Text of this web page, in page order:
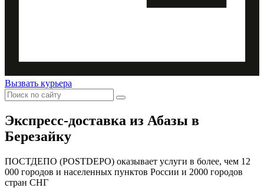
Вызвать курьера
Экспресс-доставка из Абазы в
Березайку
ПОСТДЕПО (POSTDEPO) оказывает услуги в более, чем 12
000 городов и населенных пунктов России и 2000 городов
стран СНГ